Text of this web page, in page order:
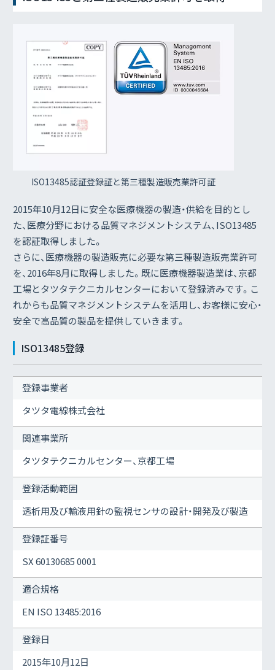
ISO13485認証登録証と第三種製造販売業許可証
2015年10月12日に安全な医療機器の製造・供給を目的とし
た、医療分野における品質マネジメントシステム、ISO13485
を認証取得しました。
さらに、医療機器の製造販売に必要な第三種製造販売業許可
を、2016年8月に取得しました。既に医療機器製造業は、京都
工場とタツタテクニカルセンターにおいて登録済みです。こ
れからも品質マネジメントシステムを活用し、お客様に安心・
安全で高品質の製品を提供していきます。
ISO13485登録
登録事業者
タツタ電線株式会社
関連事業所
タツタテクニカルセンター、京都工場
登録活動範囲
透析用及び輸液用針の監視センサの設計・開発及び製造
登録証番号
SX 60130685 0001
適合規格
EN ISO 13485:2016
登録日
2015年10月12日